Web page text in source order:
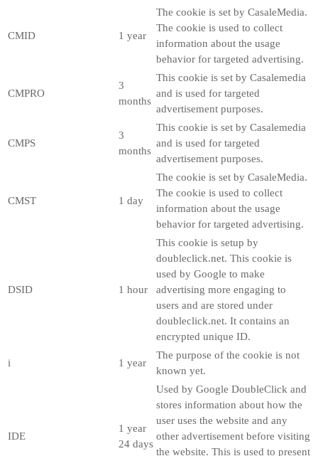
CMID 1 year
The cookie is set by CasaleMedia.
The cookie is used to collect
information about the usage
behavior for targeted advertising.
CMPRO
3
months
This cookie is set by Casalemedia
and is used for targeted
advertisement purposes.
CMPS
3
months
This cookie is set by Casalemedia
and is used for targeted
advertisement purposes.
CMST 1 day
The cookie is set by CasaleMedia.
The cookie is used to collect
information about the usage
behavior for targeted advertising.
DSID 1 hour
This cookie is setup by
doubleclick.net. This cookie is
used by Google to make
advertising more engaging to
users and are stored under
doubleclick.net. It contains an
encrypted unique ID.
i 1 year
The purpose of the cookie is not
known yet.
IDE
1 year
24 days
Used by Google DoubleClick and
stores information about how the
user uses the website and any
other advertisement before visiting
the website. This is used to present